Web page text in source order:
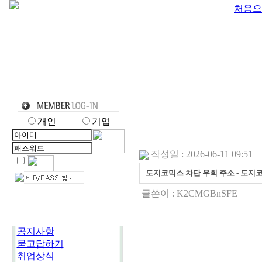
처음
개인 기업
공지사항
묻고답하기
취업상식
작성일 : 2026-06-11 09:51
도지코믹스 차단 우회 주소 - 도지
글쓴이 : K2CMGBnSFE